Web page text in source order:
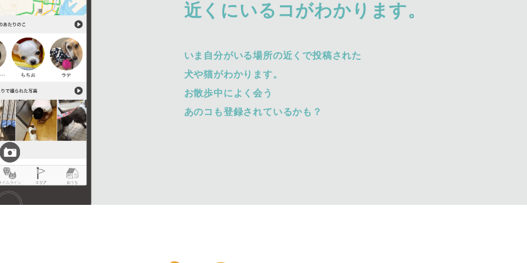
近くにいるコがわかります。
いま自分がいる場所の近くで投稿された
犬や猫がわかります。
お散歩中によく会う
あのコも登録されているかも？